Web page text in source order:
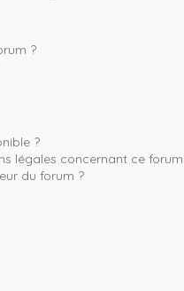
?
?
légales concernant ce
du forum ?